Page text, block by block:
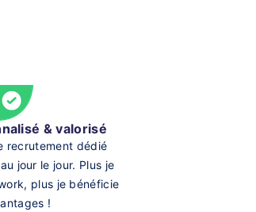
& valorisé
recrutement dédié
jour le jour. Plus je
plus je bénéficie
!